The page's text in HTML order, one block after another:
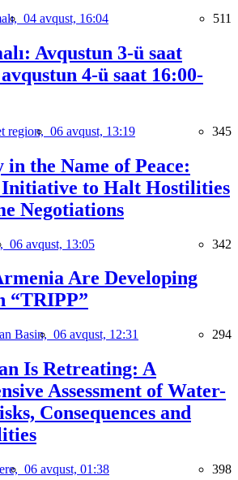
04 avqust, 16:04 511
Avqustun 3-ü saat
4-ü saat 16:00-
region, 06 avqust, 13:19 345
the Name of Peace:
Initiative to Halt Hostilities
Negotiations
06 avqust, 13:05 342
Are Developing
“TRIPP”
Basin, 06 avqust, 12:31 294
Is Retreating: A
Assessment of Water-
Consequences and
06 avqust, 01:38 398